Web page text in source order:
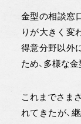
金型の相談窓
りが大きく変
得意分野以外
ため、多様な
これまでさま
れてきたが、